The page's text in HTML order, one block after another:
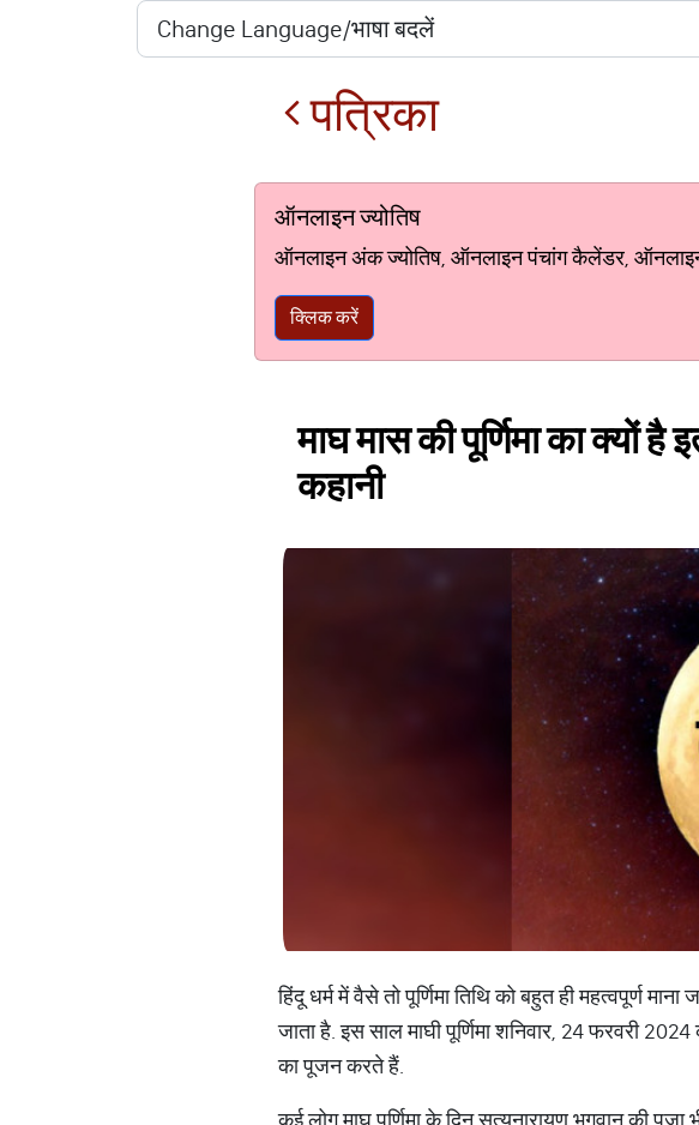
पत्रिका
ऑनलाइन ज्योतिष
ऑनलाइन अंक ज्योतिष, ऑनलाइन पंचांग कैलेंडर, ऑनलाइन
क्लिक करें
माघ मास की पूर्णिमा का क्यों है
कहानी
हिंदू धर्म में वैसे तो पूर्णिमा तिथि को बहुत ही महत्वपूर्ण
जाता है. इस साल माघी पूर्णिमा शनिवार, 24 फरवरी
का पूजन करते हैं.